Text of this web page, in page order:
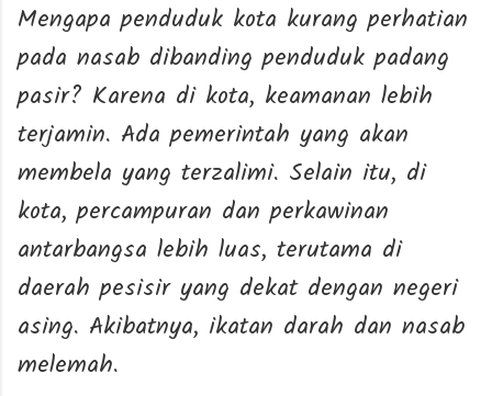
Mengapa penduduk kota kurang perhatian
pada nasab dibanding penduduk padang
pasir? Karena di kota, keamanan lebih
terjamin. Ada pemerintah yang akan
membela yang terzalimi. Selain itu, di
kota, percampuran dan perkawinan
antarbangsa lebih luas, terutama di
daerah pesisir yang dekat dengan negeri
asing. Akibatnya, ikatan darah dan nasab
melemah.